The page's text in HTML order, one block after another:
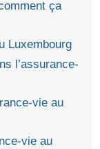
ça
Luxembourg
l’assurance-
vie au
vie au